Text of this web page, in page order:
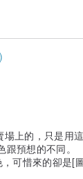
上的，只是用
預想的不同。
可惜來的卻是[